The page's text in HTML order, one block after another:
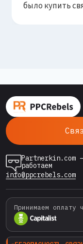
было купить
конвертит.
среде
усерднее, а
Partnerkin.com
работаем
info@ppcrebels.com
Принимаем оплату